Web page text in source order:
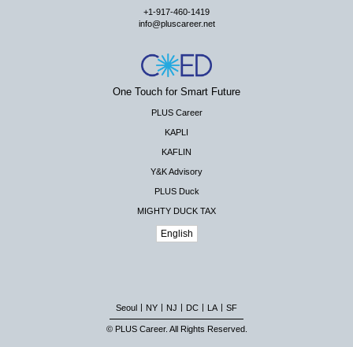
+1-917-460-1419
info@pluscareer.net
One Touch for Smart Future
PLUS Career
KAPLI
KAFLIN
Y&K Advisory
PLUS Duck
MIGHTY DUCK TAX
English
Seoul NY NJ DC LA SF
© PLUS Career. All Rights Reserved.